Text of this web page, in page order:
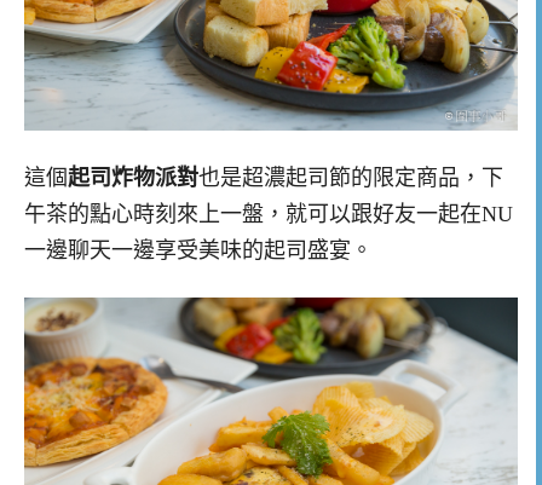
這個起司炸物派對也是超濃起司節的限定商品，下
午茶的點心時刻來上一盤，就可以跟好友一起在NU
一邊聊天一邊享受美味的起司盛宴。